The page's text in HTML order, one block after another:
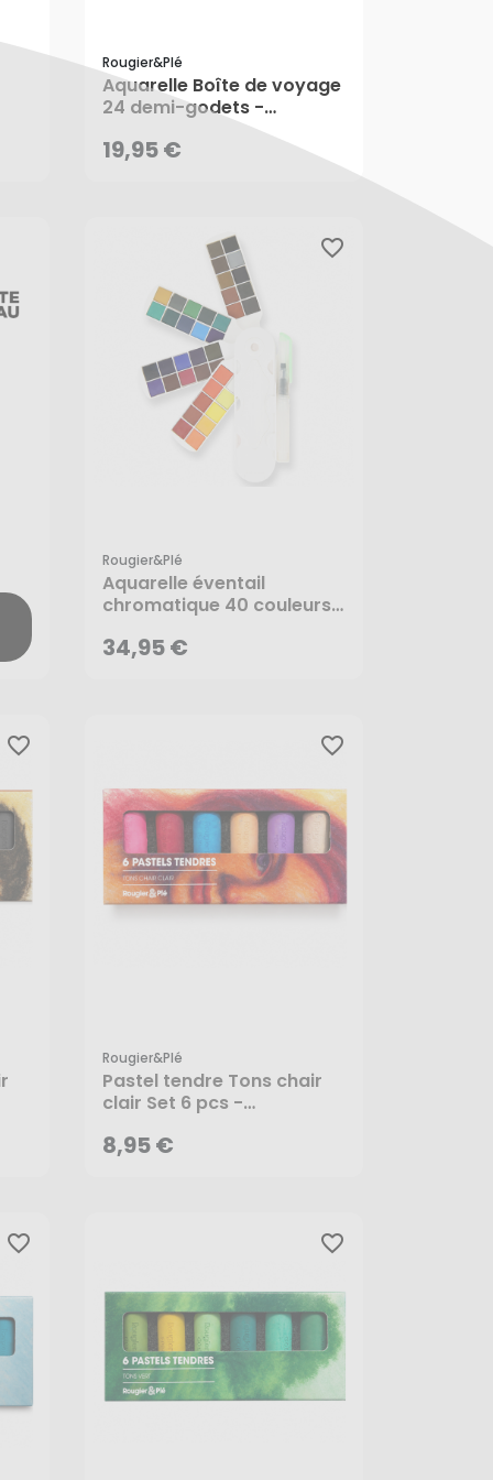
Rougier&plé
Aquarelle Boîte de voyage
24 demi-godets -
19,95 €
19,95 €
favorite_border
Rougier&plé
Aquarelle éventail
chromatique 40 couleurs
34,95 €
34,95 €
favorite_border favorite_border
Rougier&plé
Pastel tendre Tons chair
clair Set 6 pcs -
8,95 €
8,95 €
favorite_border favorite_border